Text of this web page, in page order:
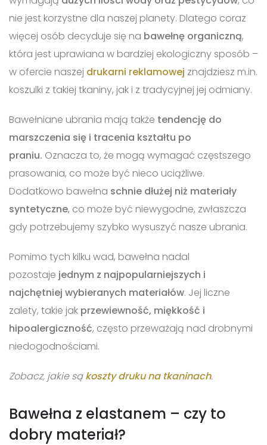
nie jest korzystne dla naszej planety. Dlatego coraz
więcej osób decyduje się na bawełnę organiczną,
która jest uprawiana w bardziej ekologiczny sposób –
w ofercie naszej drukarni reklamowej znajdziesz m.in.
koszulki z takiej tkaniny, jak i z tradycyjnej jej odmiany.
Bawełniane ubrania mają także tendencję do
marszczenia się i tracenia kształtu po
praniu. Oznacza to, że mogą wymagać częstszego
prasowania, co może być nieco uciążliwe.
Dodatkowo bawełna schnie dłużej niż materiały
syntetyczne, co może być niewygodne, zwłaszcza
gdy potrzebujemy szybko wysuszyć nasze ubrania.
Pomimo tych kilku wad, bawełna nadal
pozostaje jednym z najpopularniejszych i
najchętniej wybieranych materiałów. Jej liczne
zalety, takie jak przewiewność, miękkość i
hipoalergiczność, często przeważają nad drobnymi
niedogodnościami.
Zobacz, jakie sąkoszty druku na tkaninach.
Bawełna z elastanem – czy to
dobry materiał?